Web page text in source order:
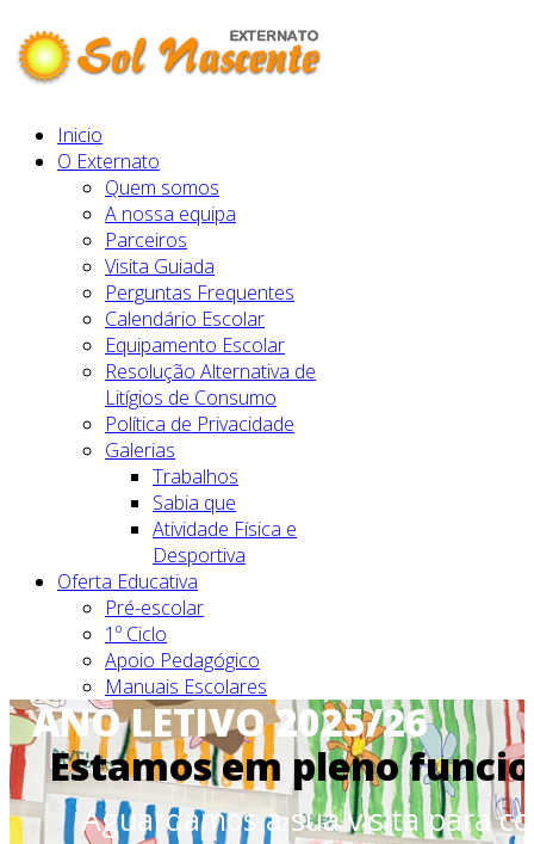
Inicio
O Externato
Quem somos
A nossa equipa
Parceiros
Visita Guiada
Perguntas Frequentes
Calendário Escolar
Equipamento Escolar
Resolução Alternativa de
Litígios de Consumo
Política de Privacidade
Galerias
Trabalhos
Sabia que
Atividade Física e
Desportiva
Oferta Educativa
Pré-escolar
1º Ciclo
Apoio Pedagógico
Manuais Escolares
Atividades
Jornal "O Sol Nascente"
Serviços
Noticias
Contactos
ANO LETIVO 2025/26
Estamos em pleno
Aguardamos a sua visita para